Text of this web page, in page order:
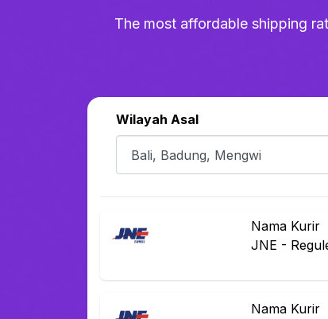
The most affordable shipping
Wilayah Asal
Nama Kurir
JNE -
Nama Kurir